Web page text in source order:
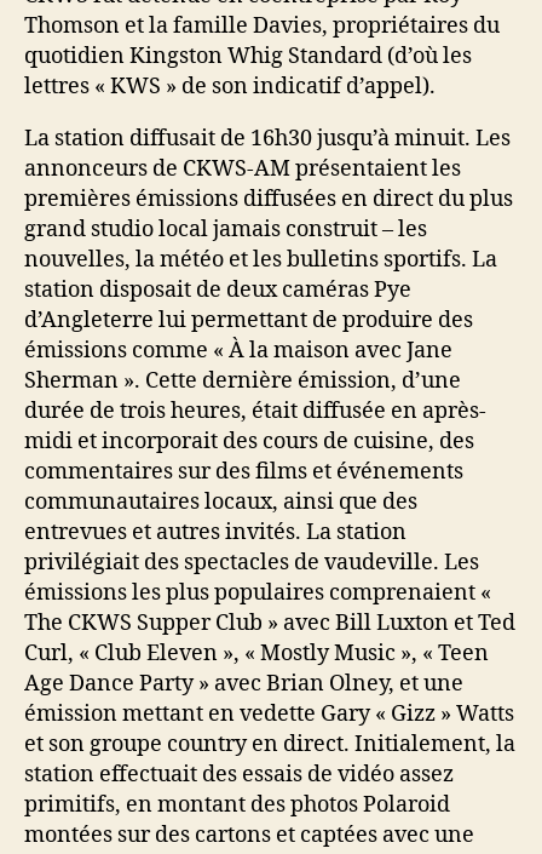
Thomson et la famille Davies, propriétaires du
quotidien Kingston Whig Standard (d’où les
lettres « KWS » de son indicatif d’appel).
La station diffusait de 16h30 jusqu’à minuit. Les
annonceurs de CKWS-AM présentaient les
premières émissions diffusées en direct du plus
grand studio local jamais construit – les
nouvelles, la météo et les bulletins sportifs. La
station disposait de deux caméras Pye
d’Angleterre lui permettant de produire des
émissions comme « À la maison avec Jane
Sherman ». Cette dernière émission, d’une
durée de trois heures, était diffusée en après-
midi et incorporait des cours de cuisine, des
commentaires sur des films et événements
communautaires locaux, ainsi que des
entrevues et autres invités. La station
privilégiait des spectacles de vaudeville. Les
émissions les plus populaires comprenaient «
The CKWS Supper Club » avec Bill Luxton et Ted
Curl, « Club Eleven », « Mostly Music », « Teen
Age Dance Party » avec Brian Olney, et une
émission mettant en vedette Gary « Gizz » Watts
et son groupe country en direct. Initialement, la
station effectuait des essais de vidéo assez
primitifs, en montant des photos Polaroid
montées sur des cartons et captées avec une